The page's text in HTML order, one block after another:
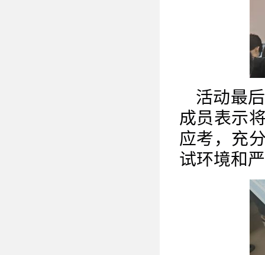
活动最
成员表示
应考，充
试环境和